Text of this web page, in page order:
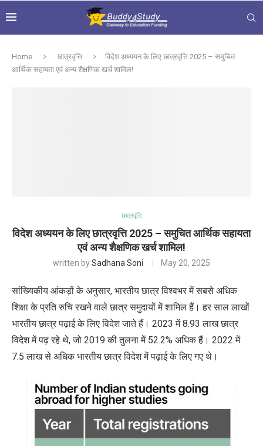
Home छात्रवृत्ति
विदेश अध्ययन के लिए छात्रवृत्ति 2025 – समुचित
आर्थिक सहायता एवं अन्य शैक्षणिक खर्च शामिल!
छात्रवृत्ति
विदेश अध्ययन के लिए छात्रवृत्ति 2025 – समुचित आर्थिक सहायता
एवं अन्य शैक्षणिक खर्च शामिल!
written bySadhana Soni May 20, 2025
सांख्यिकीय आंकड़ों के अनुसार, भारतीय छात्र विश्वभर में सबसे अधिक
शिक्षा के प्रति रुचि रखने वाले छात्र समुदायों में शामिल हैं। हर साल लाखों
भारतीय छात्र पढ़ाई के लिए विदेश जाते हैं। 2023 में 8.93 लाख छात्र
विदेश में पढ़ रहे थे,जो 2019 की तुलना में 52.2% अधिक हैं। 2022 में
7.5 लाख से अधिक भारतीय छात्र विदेश में पढ़ाई के लिए गए थे।